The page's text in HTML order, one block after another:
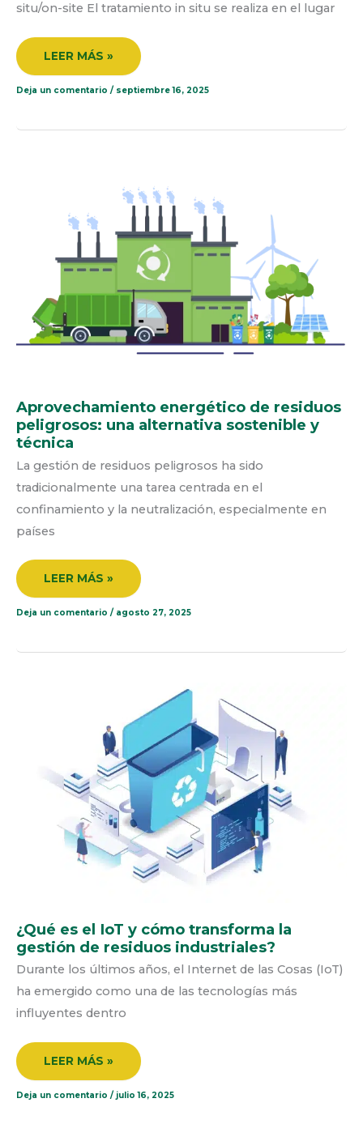
situ/on-site El tratamiento in situ se realiza en el lugar
LEER MÁS »
Deja un comentario / septiembre 16, 2025
Aprovechamiento energético de residuos
peligrosos: una alternativa sostenible y
técnica
La gestión de residuos peligrosos ha sido
tradicionalmente una tarea centrada en el
confinamiento y la neutralización, especialmente en
países
UNA
ALTERNATIVA
SOSTENIBLE
TÉCNICA
LEER MÁS »
Deja un comentario / agosto 27, 2025
¿Qué es el IoT y cómo transforma la
gestión de residuos industriales?
Durante los últimos años, el Internet de las Cosas (IoT)
ha emergido como una de las tecnologías más
influyentes dentro
TRANSFORMA
GESTIÓN
DE
RESIDUOS
INDUSTRIALES?
LEER MÁS »
Deja un comentario / julio 16, 2025